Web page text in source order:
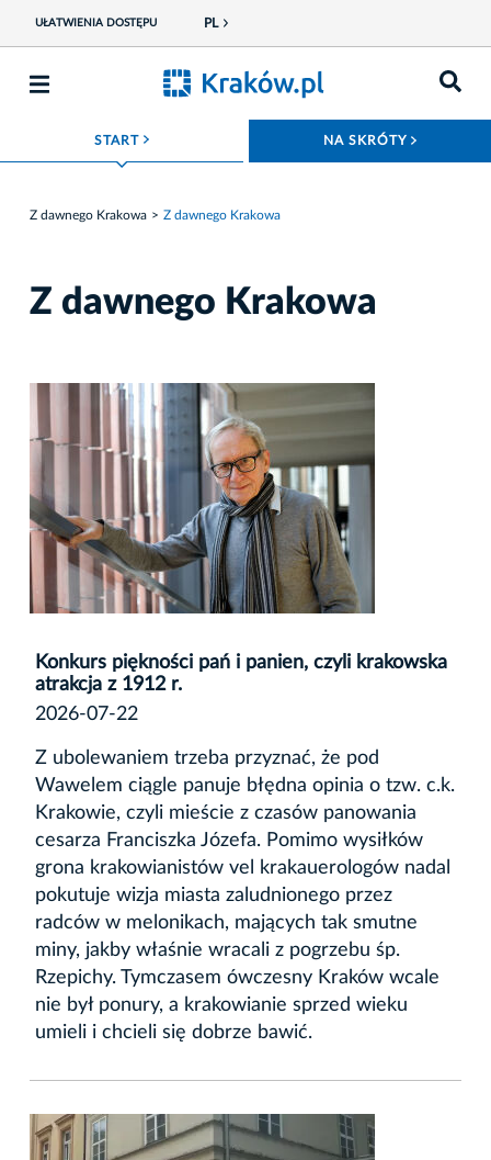
UŁATWIENIA DOSTĘPU PL
START ROZWIŃ MENU NA SKRÓTY
Z dawnego Krakowa Z dawnego Krakowa
Z dawnego Krakowa
Konkurs piękności pań i panien, czyli krakowska
atrakcja z 1912 r.
2026-07-22
Z ubolewaniem trzeba przyznać, że pod
Wawelem ciągle panuje błędna opinia o tzw. c.k.
Krakowie, czyli mieście z czasów panowania
cesarza Franciszka Józefa. Pomimo wysiłków
grona krakowianistów vel krakauerologów nadal
pokutuje wizja miasta zaludnionego przez
radców w melonikach, mających tak smutne
miny, jakby właśnie wracali z pogrzebu śp.
Rzepichy. Tymczasem ówczesny Kraków wcale
nie był ponury, a krakowianie sprzed wieku
umieli i chcieli się dobrze bawić.